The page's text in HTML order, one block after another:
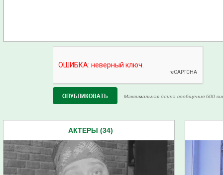
Максимальная длина сообщения 600
АКТЕРЫ (34)